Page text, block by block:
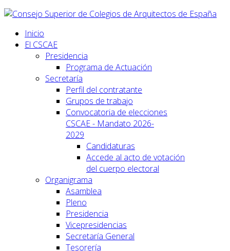
Inicio
El CSCAE
Presidencia
Programa de Actuación
Secretaría
Perfil del contratante
Grupos de trabajo
Convocatoria de elecciones
CSCAE - Mandato 2026-
2029
Candidaturas
Accede al acto de votación
del cuerpo electoral
Organigrama
Asamblea
Pleno
Presidencia
Vicepresidencias
Secretaría General
Tesorería